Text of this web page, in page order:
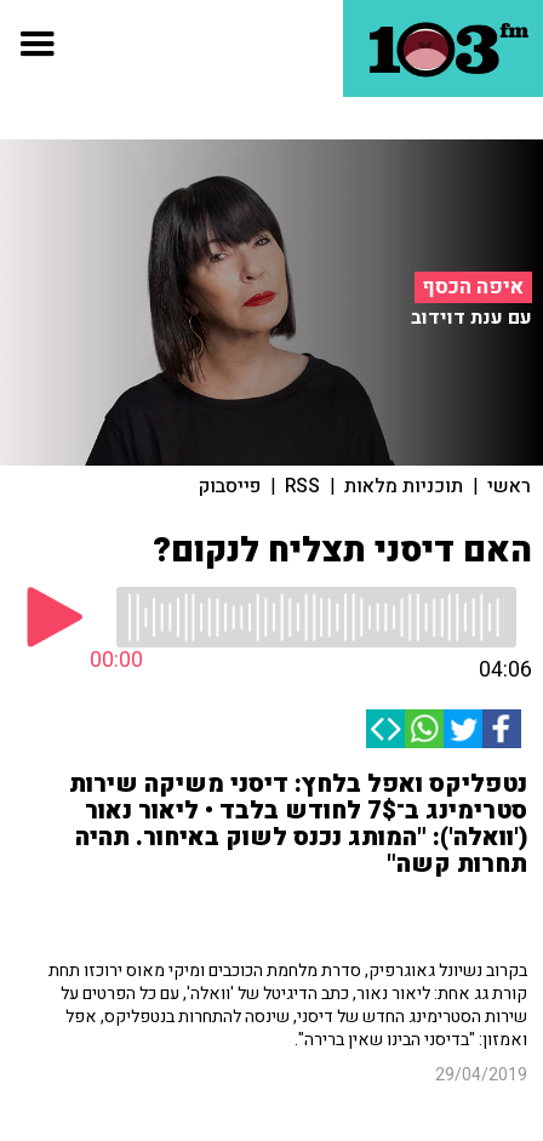
איפה הכסף
עם ענת דוידוב
ראשי | תוכניות מלאות |
RSS
| פייסבוק
האם דיסני תצליח לנקום?
00:00 04:06
נטפליקס ואפל בלחץ: דיסני משיקה שירות
סטרימינג ב־7$ לחודש בלבד • ליאור נאור
('וואלה'): "המותג נכנס לשוק באיחור. תהיה
תחרות קשה"
בקרוב נשיונל גאוגרפיק, סדרת מלחמת הכוכבים ומיקי מאוס ירוכזו תחת
קורת גג אחת: ליאור נאור, כתב הדיגיטל של 'וואלה', עם כל הפרטים על
שירות הסטרימינג החדש של דיסני, שינסה להתחרות בנטפליקס, אפל
ואמזון: "בדיסני הבינו שאין ברירה".
29/04/2019